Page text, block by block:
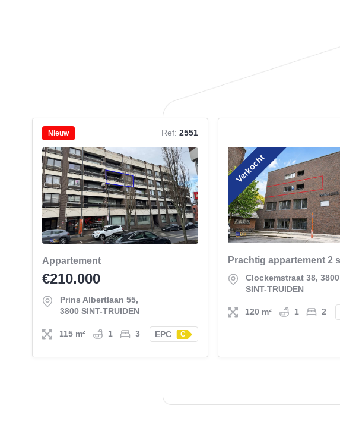
Nieuw Ref: 2551
Appartement
€210.000
Prins Albertlaan 55,
3800 SINT-TRUIDEN
115 m² 1 3 EPC C
Verkocht
Clockemstraat 38, 3800
SINT-TRUIDEN
120 m² 1 2